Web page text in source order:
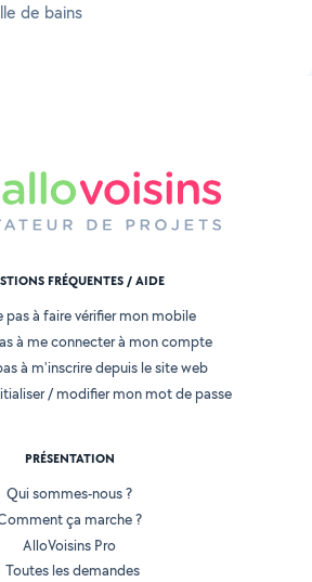
de bains
FRÉQUENTES / AIDE
pas à faire vérifier mon mobile
à me connecter à mon compte
à m'inscrire depuis le site web
/ modifier mon mot de passe
PRÉSENTATION
Qui sommes-nous ?
ça marche ?
AlloVoisins Pro
Toutes les demandes